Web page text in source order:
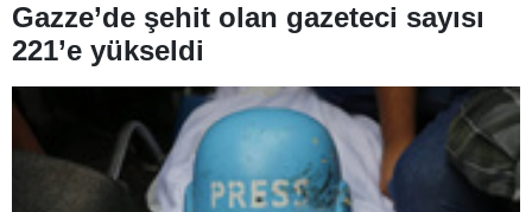
Gazze’de şehit olan gazeteci sayısı
221’e yükseldi